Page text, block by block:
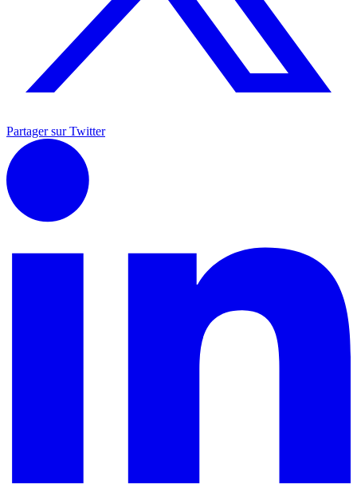
Partager sur Twitter